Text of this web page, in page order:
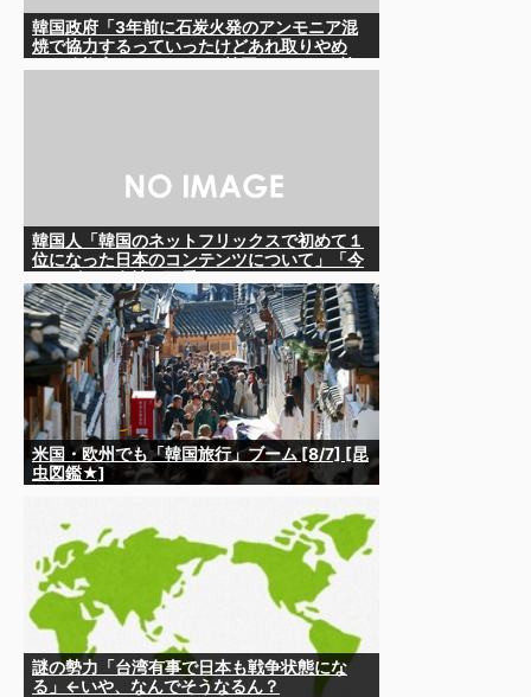
韓国政府「3年前に石炭火発のアンモニア混
焼で協力するっていったけどあれ取りやめ
韓国人「韓国のネットフリックスで初めて１
位になった日本のコンテンツについて」「今
米国・欧州でも「韓国旅行」ブーム [8/7] [昆
虫図鑑★]
謎の勢力「台湾有事で日本も戦争状態にな
る」←いや、なんでそうなるん？